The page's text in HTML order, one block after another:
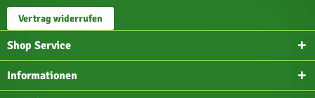
Vertrag widerrufen
Shop Service
Informationen